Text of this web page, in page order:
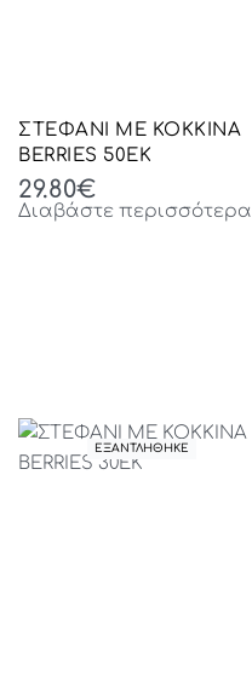
ΣΤΕΦΑΝΙ ΜΕ ΚΟΚΚΙΝΑ
BERRIES 50ΕΚ
29.80€
Διαβάστε περισσότερα
ΕΞΑΝΤΛΗΘΗΚΕ